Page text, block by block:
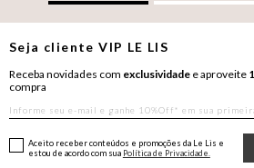
Seja clienteVIP LE LIS
Receba novidades com exclusividade e aproveite
compra
Aceito receber conteúdos e promoções da Le Lis e
estou de acordo com sua Política de Privacidade.